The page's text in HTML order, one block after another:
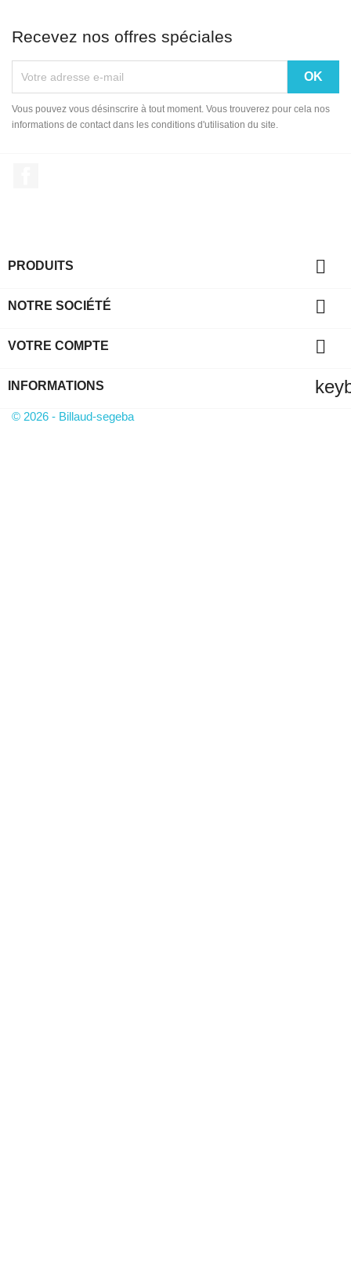
Recevez nos offres spéciales
Vous pouvez vous désinscrire à tout moment. Vous trouverez pour cela nos
informations de contact dans les conditions d'utilisation du site.
PRODUITS 
NOTRE SOCIÉTÉ 
VOTRE COMPTE 
INFORMATIONS
© 2026 - Billaud-segeba